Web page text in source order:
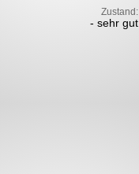
Zustand:
- sehr gut